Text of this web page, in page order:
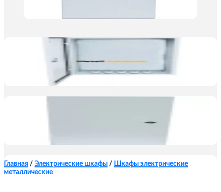
Главная / Электрические шкафы / Шкафы электрические
металлические